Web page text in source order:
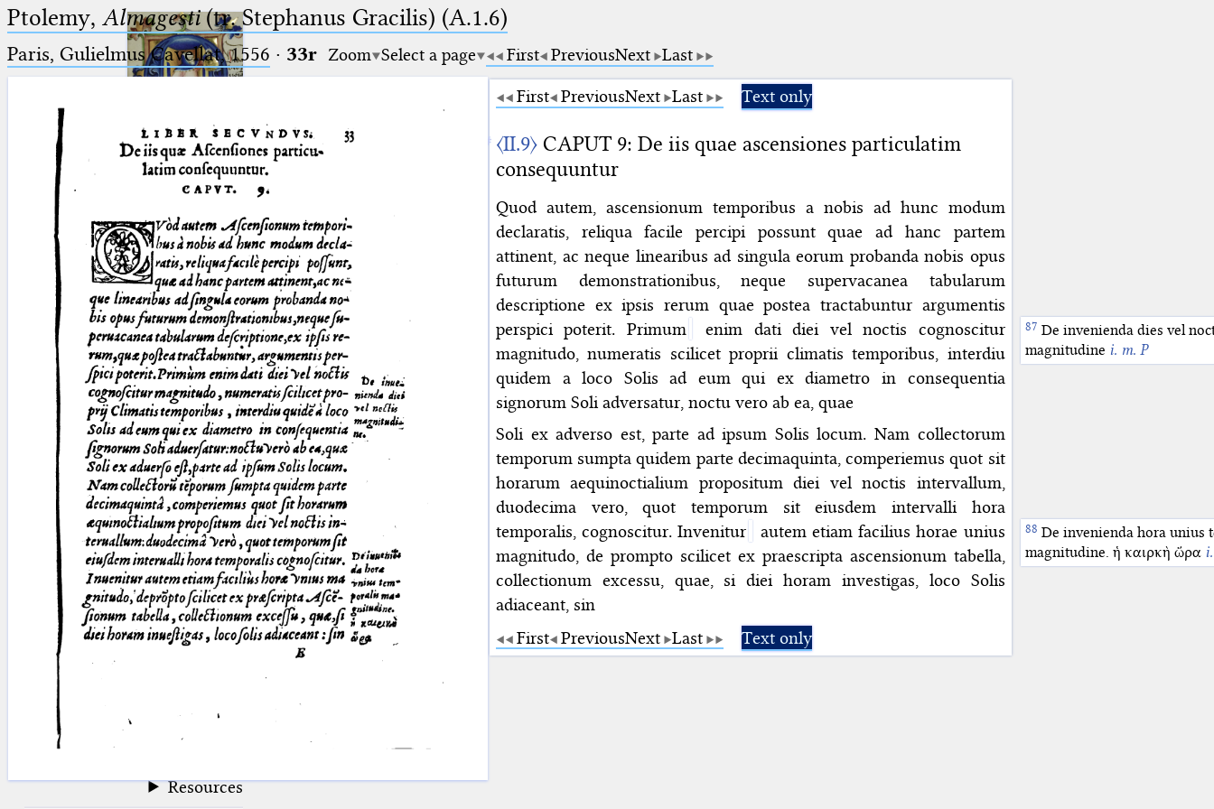
Ptolemaeus
Arabus et Latinus
(the underscore) is the placeholder
for exactly one character.
(the percent sign) is the
placeholder for no, one or more
than one character.
(two percent signs) is the
placeholder for no, one or more
than one character, but not for
blank space (so that a search ends
at word boundaries).
🔎︎
Start
Project
Team
News
Jobs
Publications
Conference
Arabic Works
Arabic Manuscripts
Latin Works
Latin Manuscripts
Latin Early Prints
Glossary
Resources
Ptolemy, Almagesti(tr. Stephanus Gracilis) (A.1.6)
Paris, Gulielmus Cavellat, 1556 · 33r Zoom Select a page First PreviousNext Last
First PreviousNext Last Text only
〈II.9〉 CAPUT 9: De iis quae ascensiones particulatim
consequuntur
Quod autem, ascensionum temporibus a nobis ad hunc modum
declaratis, reliqua facile percipi possunt quae ad hanc partem
attinent, ac neque linearibus ad singula eorum probanda nobis opus
futurum demonstrationibus, neque supervacanea tabularum
descriptione ex ipsis rerum quae postea tractabuntur argumentis
perspici poterit. Primum
De invenienda dies vel
magnitudine i. m. P
enim dati diei vel noctis cognoscitur
magnitudo, numeratis scilicet proprii climatis temporibus, interdiu
quidem a loco Solis ad eum qui ex diametro in consequentia
signorum Soli adversatur, noctu vero ab ea, quae
Soli ex adverso est, parte ad ipsum Solis locum. Nam collectorum
temporum sumpta quidem parte decimaquinta, comperiemus quot sit
horarum aequinoctialium propositum diei vel noctis intervallum,
duodecima vero, quot temporum sit eiusdem intervalli hora
temporalis, cognoscitur. Invenitur
De invenienda hora unius
magnitudine. ἡ καιρκὴ ὥρα
autem etiam facilius horae unius
magnitudo, de prompto scilicet ex praescripta ascensionum tabella,
collectionum excessu, quae, si diei horam investigas, loco Solis
adiaceant, sin
First PreviousNext Last Text only